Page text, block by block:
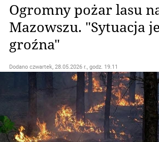
Ogromny pożar lasu
Mazowszu. "Sytuacja
groźna"
Dodano czwartek, 28.05.2026 r., godz. 19.11